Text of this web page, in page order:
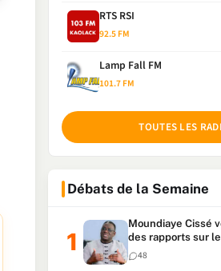
RTS RSI
92.5 FM
Lamp Fall FM
101.7 FM
TOUTES LES
Débats de la Semaine
Moundiaye Cissé
des rapports sur
Primature et
loi sur les fonds de
48